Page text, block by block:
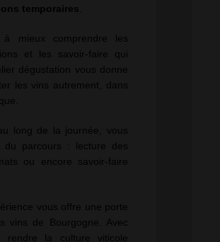
temporaires
mieux comprendre les
et les savoir-faire qui
dégustation vous donne
les vins autrement, dans
long de la journée, vous
du parcours : lecture des
ou encore savoir-faire
vous offre une porte
vins de Bourgogne. Avec
rendre la culture viticole